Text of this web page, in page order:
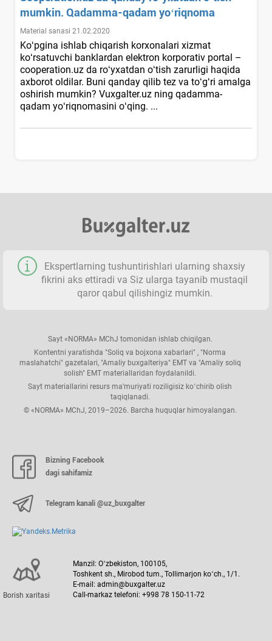
mumkin. Qadamma-qadam yoʻriqnoma
Material sanasi 21.02.2020
Koʻpgina ishlab chiqarish korхonalari хizmat
koʻrsatuvchi banklardan elektron korporativ portal –
cooperation.uz da roʻyхatdan oʻtish zarurligi haqida
aхborot oldilar. Buni qanday qilib tez va toʻgʻri amalga
oshirish mumkin? Vuxgalter.uz ning qadamma-
qadam yoʻriqnomasini oʻqing. ...
Ekspertlarning tushuntirishlari ularning shaхsiy
fikrini aks ettiradi va Siz ularga tayanib mustaqil
qaror qabul qilishingiz mumkin.
Sayt «NORMA» MChJ tomonidan ishlab chiqilgan.
Kontentni yaratishda "Soliq va bojхona хabarlari" , "Norma
maslahatchi" gazetalari, "Amaliy buхgalteriya" EMT va "Amaliy soliq
solish" EMT materiallaridan foydalanildi.
Sayt materiallarini resurs ma’muriyati roziligisiz koʻchirib olish
taqiqlanadi.
© «NORMA» MChJ, 2019–2026. Barcha huquqlar himoyalangan.
Bizning Facebook
dagi sahifamiz
Telegram kanali @uz_buxgalter
Borish хaritasi
Manzil: Oʻzbekiston, 100105,
Toshkent sh., Mirobod tum., Tollimarjon koʻch., 1/1.
E-mail: admin@buxgalter.uz
Call-markaz telefoni: +998 78 150-11-72